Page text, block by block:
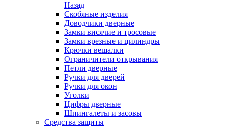
Назад
Скобяные изделия
Доводчики дверные
Замки висячие и тросовые
Замки врезные и цилиндры
Крючки вешалки
Ограничители открывания
Петли дверные
Ручки для дверей
Ручки для окон
Уголки
Цифры дверные
Шпингалеты и засовы
Средства защиты